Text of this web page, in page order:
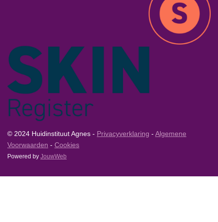
© 2024 Huidinstituut Agnes - Privacyverklaring - Algemene
Voorwaarden - Cookies
Powered by JouwWeb